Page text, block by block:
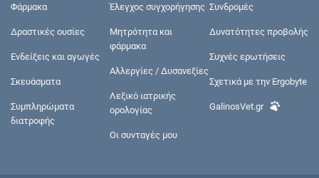
Φάρμακα
Δραστικές ουσίες
Ενδείξεις και αγωγές
Σκευάσματα
Συμπληρώματα
διατροφής
Έλεγχος συγχορήγησης
Μητρότητα και
φάρμακα
Αλλεργίες / Δυσανεξίες
Λεξικό ιατρικής
ορολογίας
Οι συνταγές μου
Συνδρομές
Δυνατότητες προβολής
Συχνές ερωτήσεις
Σχετικά με την Ergobyte
GalinosVet.gr